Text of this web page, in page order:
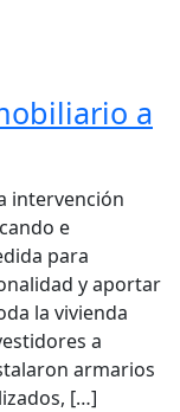
a
intervención
e
para
y aportar
la vivienda
a
armarios
[…]